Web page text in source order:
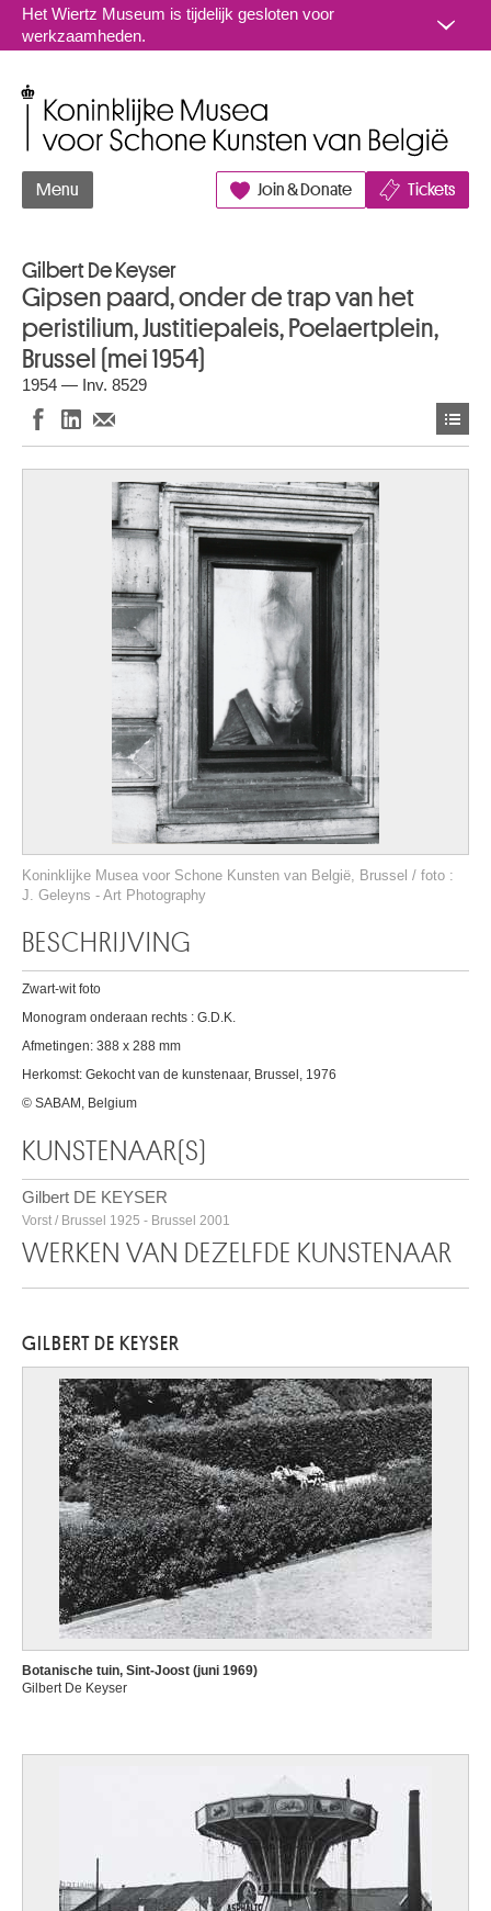
Naar inhoud
Het Wiertz Museum is tijdelijk gesloten voor
werkzaamheden.
Menu Join & Donate Tickets
Gilbert De Keyser
Gipsen paard, onder de trap van het
peristilium, Justitiepaleis, Poelaertplein,
Brussel (mei 1954)
1954 — Inv. 8529
Koninklijke Musea voor Schone Kunsten van België, Brussel / foto :
J. Geleyns - Art Photography
BESCHRIJVING
Zwart-wit foto
Monogram onderaan rechts : G.D.K.
Afmetingen: 388 x 288 mm
Herkomst: Gekocht van de kunstenaar, Brussel, 1976
© SABAM, Belgium
KUNSTENAAR(S)
Gilbert DE KEYSER
Vorst / Brussel 1925 - Brussel 2001
WERKEN VAN DEZELFDE KUNSTENAAR
GILBERT DE KEYSER
Botanische tuin, Sint-Joost (juni 1969)
Gilbert De Keyser